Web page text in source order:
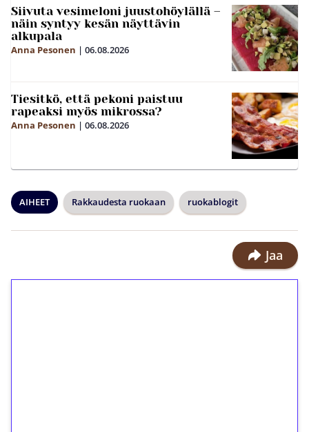
Siivuta vesimeloni juustohöylällä –
näin syntyy kesän näyttävin
alkupala
Anna Pesonen | 06.08.2026
Tiesitkö, että pekoni paistuu
rapeaksi myös mikrossa?
Anna Pesonen | 06.08.2026
AIHEET Rakkaudesta ruokaan ruokablogit
Jaa